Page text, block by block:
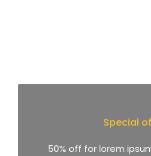
Special
50% off for lorem